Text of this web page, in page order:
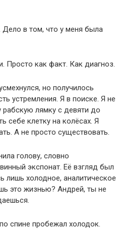
в том, что у меня была
Просто как факт. Как диагноз.
но получилось
устремления. Я в поиске. Я не
рабскую лямку с девяти до
себе клетку на колёсах. Я
А не просто существовать.
голову, словно
экспонат. Её взгляд был
лишь холодное, аналитическое
это жизнью? Андрей, ты не
спине пробежал холодок.